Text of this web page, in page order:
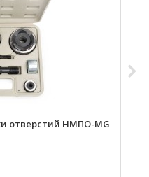
отверстий НМПО-MG